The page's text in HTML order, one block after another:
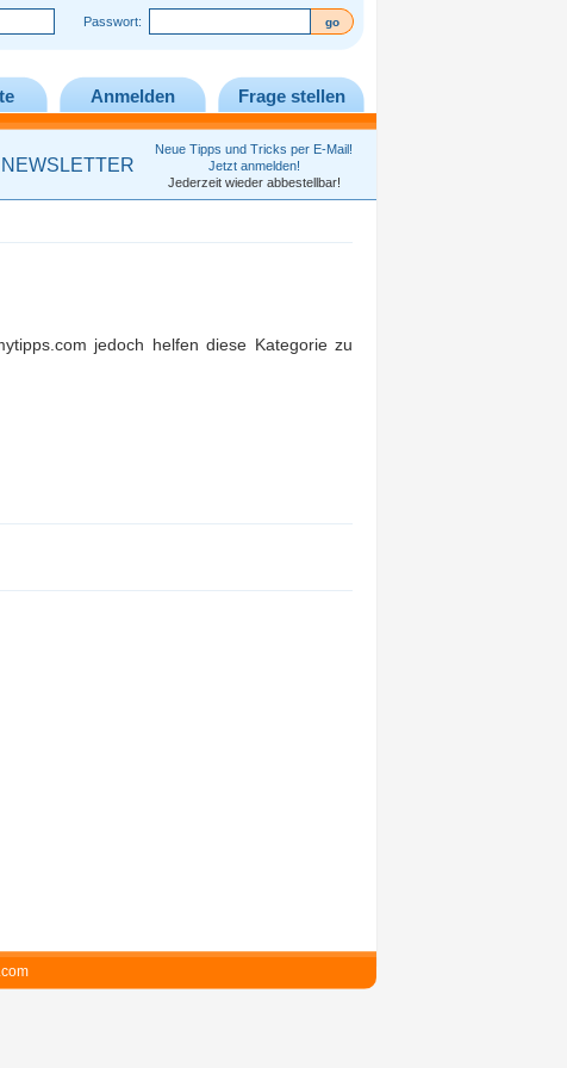
Passwort:
Anmelden Frage stellen
NEWSLETTER
Neue Tipps und Tricks per E-Mail!
Jetzt anmelden!
Jederzeit wieder abbestellbar!
jedoch helfen diese Kategorie zu